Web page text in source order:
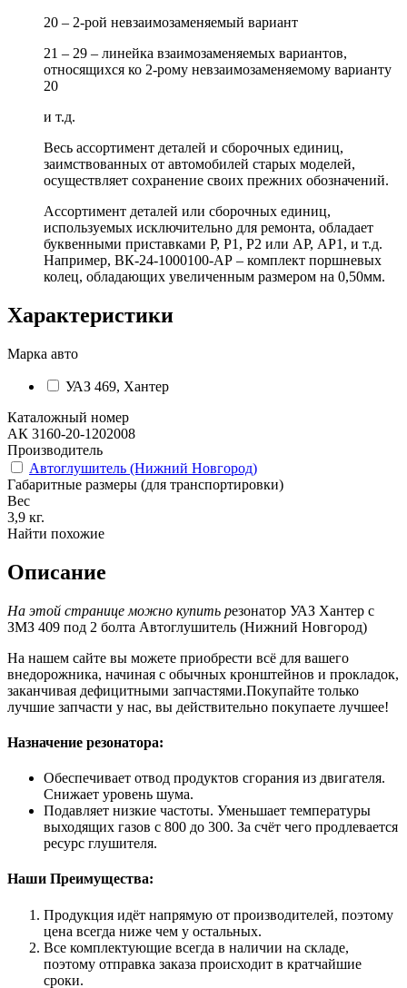
20 – 2-рой невзаимозаменяемый вариант
21 – 29 – линейка взаимозаменяемых вариантов,
относящихся ко 2-рому невзаимозаменяемому варианту
20
и т.д.
Весь ассортимент деталей и сборочных единиц,
заимствованных от автомобилей старых моделей,
осуществляет сохранение своих прежних обозначений.
Ассортимент деталей или сборочных единиц,
используемых исключительно для ремонта, обладает
буквенными приставками Р, Р1, Р2 или АР, АР1, и т.д.
Например, ВК-24-1000100-АР – комплект поршневых
колец, обладающих увеличенным размером на 0,50мм.
Характеристики
Марка авто
УАЗ 469, Хантер
Каталожный номер
АК 3160-20-1202008
Производитель
Автоглушитель (Нижний Новгород)
Габаритные размеры (для транспортировки)
Вес
3,9 кг.
Найти похожие
Описание
На этой странице можно купить резонатор УАЗ Хантер с
ЗМЗ 409 под 2 болта Автоглушитель (Нижний Новгород)
На нашем сайте вы можете приобрести всё для вашего
внедорожника, начиная с обычных кронштейнов и прокладок,
заканчивая дефицитными запчастями.Покупайте только
лучшие запчасти у нас, вы действительно покупаете лучшее!
Назначение резонатора:
Обеспечивает отвод продуктов сгорания из двигателя.
Снижает уровень шума.
Подавляет низкие частоты. Уменьшает температуры
выходящих газов с 800 до 300. За счёт чего продлевается
ресурс глушителя.
Наши Преимущества:
Продукция идёт напрямую от производителей, поэтому
цена всегда ниже чем у остальных.
Все комплектующие всегда в наличии на складе,
поэтому отправка заказа происходит в кратчайшие
сроки.